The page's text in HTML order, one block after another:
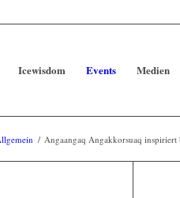
Icewisdom Events Medien
/ Angaangaq Angakkorsuaq